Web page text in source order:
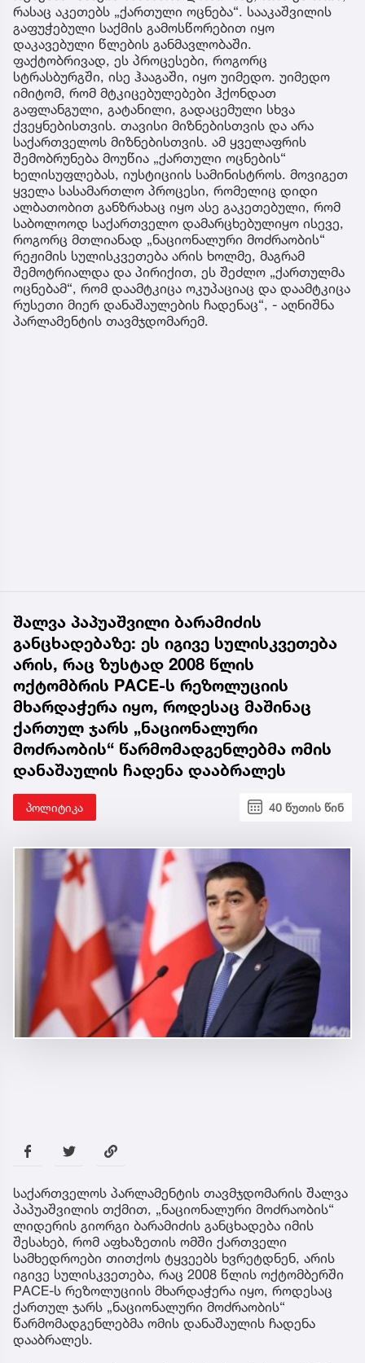
რასაც აკეთებს „ქართული ოცნება“. სააკაშვილის
გაფუჭებული საქმის გამოსწორებით იყო
დაკავებული წლების განმავლობაში.
ფაქტობრივად, ეს პროცესები, როგორც
სტრასბურგში, ისე ჰააგაში, იყო უიმედო. უიმედო
იმიტომ, რომ მტკიცებულებები ჰქონდათ
გაფლანგული, გატანილი, გადაცემული სხვა
ქვეყნებისთვის. თავისი მიზნებისთვის და არა
საქართველოს მიზნებისთვის. ამ ყველაფრის
შემობრუნება მოუწია „ქართული ოცნების“
ხელისუფლებას, იუსტიციის სამინისტროს. მოვიგეთ
ყველა სასამართლო პროცესი, რომელიც დიდი
ალბათობით განზრახაც იყო ასე გაკეთებული, რომ
საბოლოოდ საქართველო დამარცხებულიყო ისევე,
როგორც მთლიანად „ნაციონალური მოძრაობის“
რეჟიმის სულისკვეთება არის ხოლმე, მაგრამ
შემოტრიალდა და პირიქით, ეს შეძლო „ქართულმა
ოცნებამ“, რომ დაამტკიცა ოკუპაციაც და დაამტკიცა
რუსეთი მიერ დანაშაულების ჩადენაც“, - აღნიშნა
პარლამენტის თავმჯდომარემ.
შალვა პაპუაშვილი ბარამიძის
განცხადებაზე: ეს იგივე სულისკვეთება
არის, რაც ზუსტად 2008 წლის
ოქტომბრის PACE-ს რეზოლუციის
მხარდაჭერა იყო, როდესაც მაშინაც
ქართულ ჯარს „ნაციონალური
მოძრაობის“ წარმომადგენლებმა ომის
დანაშაულის ჩადენა დააბრალეს
პოლიტიკა 40 წუთის წინ
საქართველოს პარლამენტის თავმჯდომარის შალვა
პაპუაშვილის თქმით, „ნაციონალური მოძრაობის“
ლიდერის გიორგი ბარამიძის განცხადება იმის
შესახებ, რომ აფხაზეთის ომში ქართველი
სამხედროები თითქოს ტყვეებს ხვრეტდნენ, არის
იგივე სულისკვეთება, რაც 2008 წლის ოქტომბერში
PACE-ს რეზოლუციის მხარდაჭერა იყო, როდესაც
ქართულ ჯარს „ნაციონალური მოძრაობის“
წარმომადგენლებმა ომის დანაშაულის ჩადენა
დააბრალეს.